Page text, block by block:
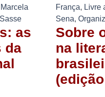
Marcela
as
da
França, Livre
Sena,
Sobre
na